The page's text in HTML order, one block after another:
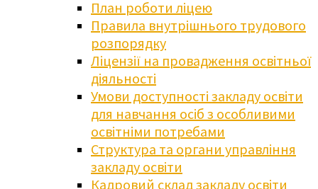
План роботи ліцею
Правила внутрішнього трудового
розпорядку
Ліцензії на провадження освітньої
діяльності
Умови доступності закладу освіти
для навчання осіб з особливими
освітніми потребами
Структура та органи управління
закладу освіти
Кадровий склад закладу освіти